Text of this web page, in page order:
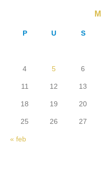
P U S
« feb
4 5 6
11 12 13
18 19 20
25 26 27